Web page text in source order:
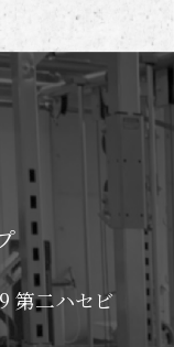
第二ハセビ